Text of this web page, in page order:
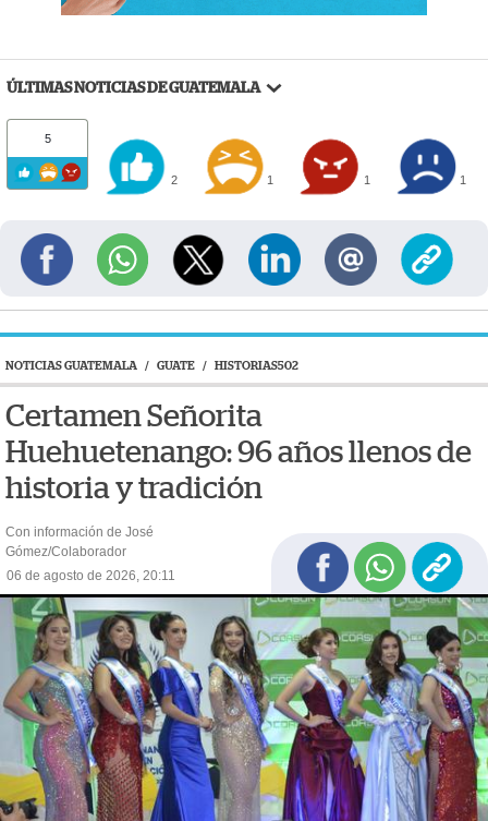
ÚLTIMAS NOTICIAS DE GUATEMALA
5
2 1 1 1
NOTICIAS GUATEMALA / GUATE / HISTORIAS502
Certamen Señorita
Huehuetenango: 96 años llenos de
historia y tradición
Con información de José
Gómez/Colaborador
06 de agosto de 2026, 20:11